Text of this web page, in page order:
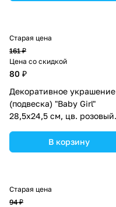
Старая цена
161 ₽
Цена со скидкой
80 ₽
Декоративное украшение
(подвеска) "Baby Girl"
28,5х24,5 см, цв. розовый
В корзину
Старая цена
94 ₽